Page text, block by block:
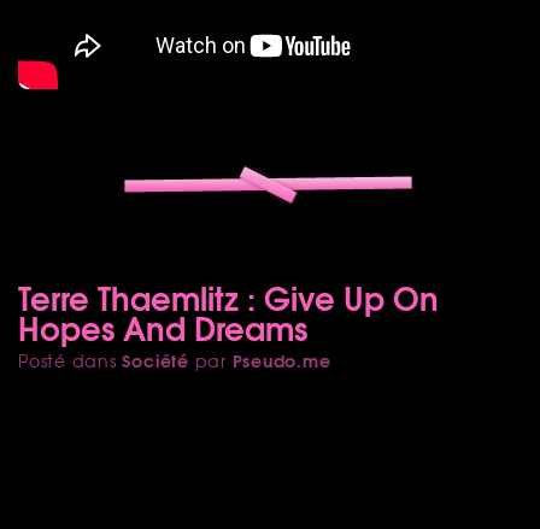
Terre Thaemlitz : Give Up On
Hopes And Dreams
Posté dansSociété par Pseudo.me